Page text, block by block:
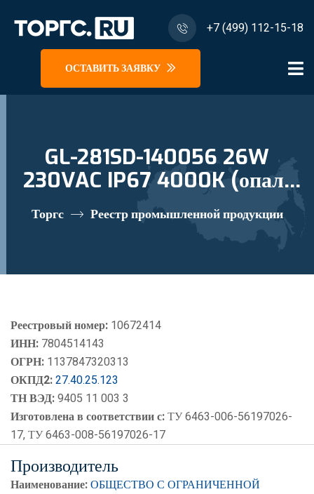
+7 (499) 112-15-18
ОСТАВИТЬ ЗАЯВКУ
GL-281SD-140056 26W
230VAC IP67 4000K (опал)
торцевое кр-е светильник
судовой светодиодный
Торгс Реестр промышленной продукции
Реестровый номер: 10672414
ИНН: 7804514143
ОГРН: 1137847320313
ОКПД2:27.40.25.123
ТН ВЭД:9405 11 003 3
Изготовлена в соответствии с:ТУ 6463-006-56197026-
17, ТУ 6463-008-56197026-17
Производитель
Наименование:ОБЩЕСТВО С ОГРАНИЧЕННОЙ